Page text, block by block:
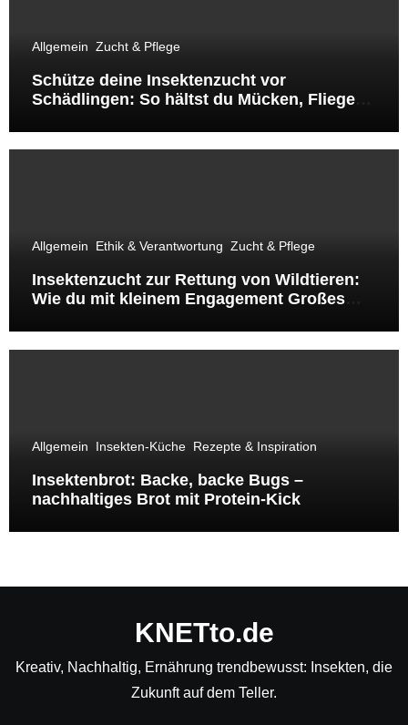
Allgemein Zucht & Pflege
Schütze deine Insektenzucht vor
Schädlingen: So hältst du Mücken, Fliegen
Allgemein Ethik & Verantwortung Zucht & Pflege
Insektenzucht zur Rettung von Wildtieren:
Wie du mit kleinem Engagement Großes
Allgemein Insekten-Küche Rezepte & Inspiration
Insektenbrot: Backe, backe Bugs –
nachhaltiges Brot mit Protein-Kick
KNETto.de
Kreativ, Nachhaltig, Ernährung trendbewusst: Insekten, die
Zukunft auf dem Teller.